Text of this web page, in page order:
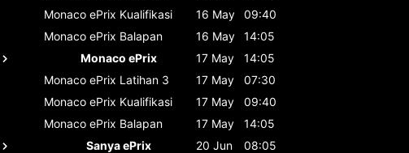
Monaco ePrix Kualifikasi 16 May
09:40
Monaco ePrix Balapan 16 May
14:05
Monaco ePrix
17 May
14:05
Monaco ePrix Latihan 3 17 May
07:30
Monaco ePrix Kualifikasi 17 May
09:40
Monaco ePrix Balapan 17 May
14:05
Sanya ePrix
20 Jun
08:05